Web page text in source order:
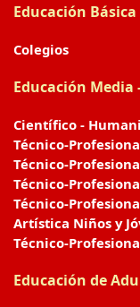
Educación Básica
Colegios
Educación Media
Científico -
Técnico-
Técnico-
Técnico-
Técnico-
Artística Niños y
Técnico-
Educación de